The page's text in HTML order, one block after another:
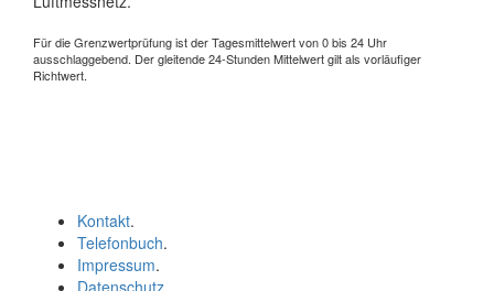
Für die Grenzwertprüfung ist der Tagesmittelwert von 0 bis 24 Uhr
ausschlaggebend. Der gleitende 24-Stunden Mittelwert gilt als vorläufiger
Richtwert.
Kontakt.
Telefonbuch.
Impressum.
Datenschutz.